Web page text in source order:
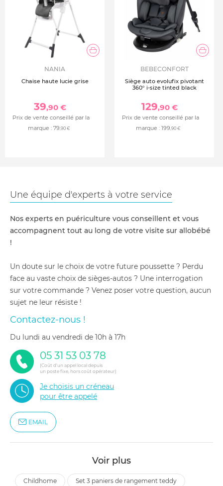
NANIA
Chaise haute lucie grise
39,90 €
Prix de vente conseillé par la
marque : 79 ,90 €
BEBECONFORT
Siège auto evolufix pivotant
360° i-size tinted black
129,90 €
Prix de vente conseillé par la
marque : 199 ,90 €
Une équipe d'experts à votre service
Nos experts en puériculture vous conseillent et vous
accompagnent tout au long de votre visite sur allobébé
!
Un doute sur le choix de votre future poussette ? Perdu
face au vaste choix de sièges-autos ? Une interrogation
sur votre commande ? Venez poser votre question, aucun
sujet ne leur résiste !
Contactez-nous !
du lundi au vendredi de 10h à 17h
05 31 53 03 78
(Coût d'un appel local depuis
un poste fixe, hors coût opérateur)
Je choisis un créneau
pour être appelé
EMAIL
Voir plus
childhome set 3 paniers de rangement teddy